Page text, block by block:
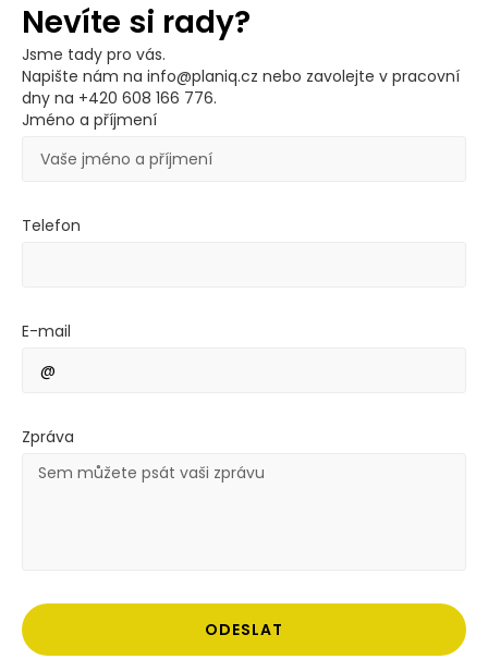
Nevíte si rady?
Jsme tady pro vás.
Napište nám na info@planiq.cz nebo zavolejte v pracovní
dny na +420 608 166 776.
Jméno a příjmení
Telefon
E-mail
Zpráva
ODESLAT